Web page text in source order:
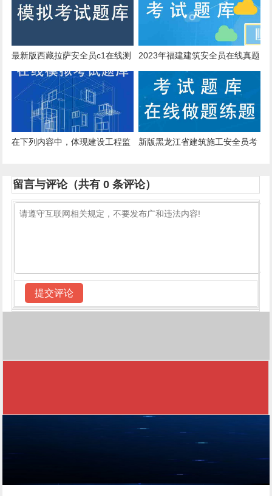
性较大的分部分项工程中，需由
案进行论证.审查的是()。
最新版西藏拉萨安全员c1在线测
试历年真题跟刷题库
2023年福建建筑安全员在线真题
在下列内容中，体现建设工程监
新版黑龙江省建筑施工安全员考
留言与评论（共有0 条评论）